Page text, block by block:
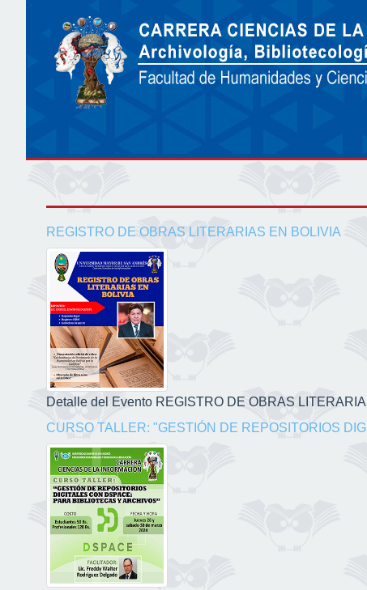
REGISTRO DE OBRAS LITERARIAS EN BOLIVIA
Detalle del Evento REGISTRO DE OBRAS
CURSO TALLER: "GESTIÓN DE REPOSITORIOS